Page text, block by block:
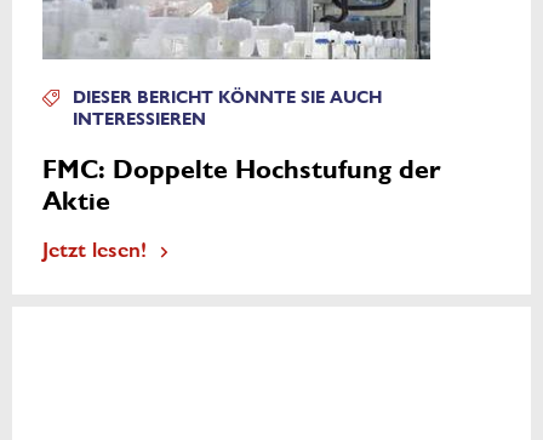
DIESER BERICHT KÖNNTE SIE AUCH
INTERESSIEREN
FMC: Doppelte Hochstufung der
Aktie
Jetzt lesen!